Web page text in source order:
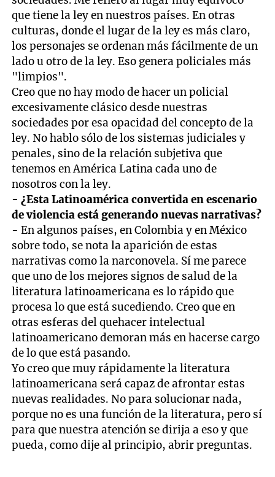
que tiene la ley en nuestros países. En otras
culturas, donde el lugar de la ley es más claro,
los personajes se ordenan más fácilmente de un
lado u otro de la ley. Eso genera policiales más
"limpios".
Creo que no hay modo de hacer un policial
excesivamente clásico desde nuestras
sociedades por esa opacidad del concepto de la
ley. No hablo sólo de los sistemas judiciales y
penales, sino de la relación subjetiva que
tenemos en América Latina cada uno de
nosotros con la ley.
- ¿Esta Latinoamérica convertida en escenario
de violencia está generando nuevas narrativas?
- En algunos países, en Colombia y en México
sobre todo, se nota la aparición de estas
narrativas como la narconovela. Sí me parece
que uno de los mejores signos de salud de la
literatura latinoamericana es lo rápido que
procesa lo que está sucediendo. Creo que en
otras esferas del quehacer intelectual
latinoamericano demoran más en hacerse cargo
de lo que está pasando.
Yo creo que muy rápidamente la literatura
latinoamericana será capaz de afrontar estas
nuevas realidades. No para solucionar nada,
porque no es una función de la literatura, pero sí
para que nuestra atención se dirija a eso y que
pueda, como dije al principio, abrir preguntas.